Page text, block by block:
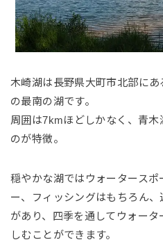
木崎湖は長野県大町市北部にあ
の最南の湖です。
周囲は7kmほどしかなく、青
のが特徴。
穏やかな湖ではウォータースポ
ー、フィッシングはもちろん
があり、四季を通してウォー
しむことができます。